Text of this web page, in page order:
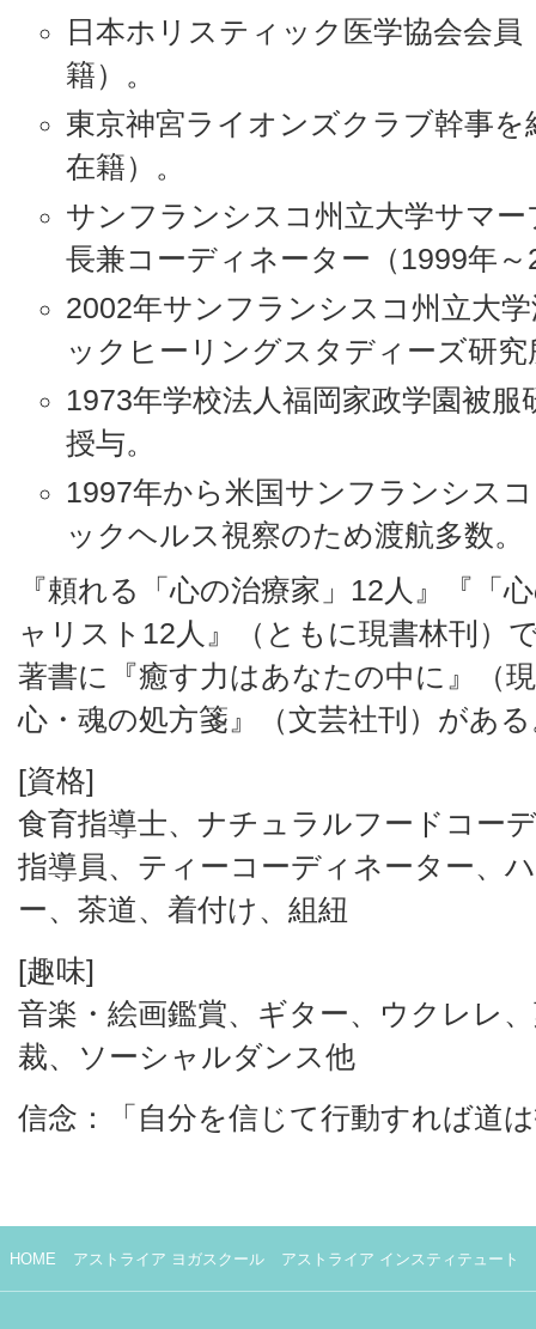
日本ホリスティック医学協会会員
籍）。
東京神宮ライオンズクラブ幹事を
在籍）。
サンフランシスコ州立大学サマ
長兼コーディネーター（1999年～
2002年サンフランシスコ州立大
ックヒーリングスタディーズ研
1973年学校法人福岡家政学園被服
授与。
1997年から米国サンフランシス
ックヘルス視察のため渡航多数。
『頼れる「心の治療家」12人』『「
ャリスト12人』（ともに現書林刊）
著書に『癒す力はあなたの中に』（
心・魂の処方箋』（文芸社刊）があ
[資格]
食育指導士、ナチュラルフードコー
指導員、ティーコーディネーター、
ー、茶道、着付け、組紐
[趣味]
音楽・絵画鑑賞、ギター、ウクレレ
裁、ソーシャルダンス他
信念：「自分を信じて行動すれば道
HOME アストライア ヨガスクール アストライア インスティテュート